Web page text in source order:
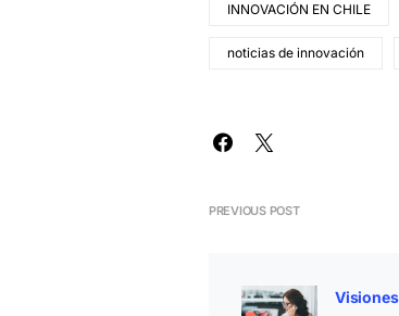
INNOVACIÓN EN CHILE
noticias de innovación
PREVIOUS POST
Visiones